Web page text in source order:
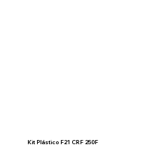
Kit Plástico F21 CRF 250F